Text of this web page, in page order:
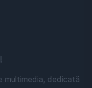
multimedia, dedicată